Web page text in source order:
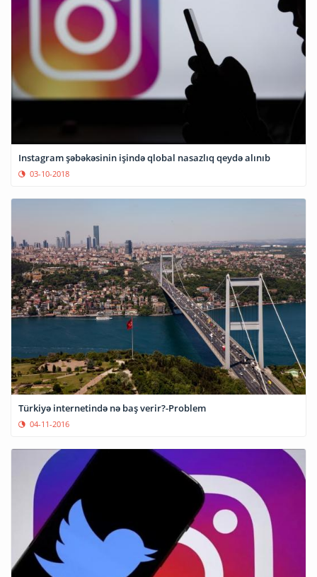
Instagram şəbəkəsinin işində qlobal nasazlıq qeydə alınıb
03-10-2018
Türkiyə internetində nə baş verir?-Problem
04-11-2016